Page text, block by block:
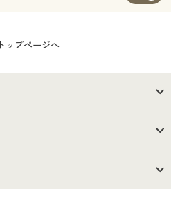
ップページへ